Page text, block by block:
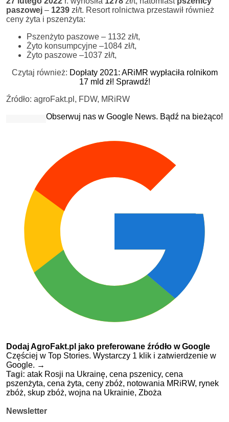
paszowej – 1239 zł/t. Resort rolnictwa przestawił również
ceny żyta i pszenżyta:
Pszenżyto paszowe – 1132 zł/t,
Żyto konsumpcyjne –1084 zł/t,
Żyto paszowe –1037 zł/t,
Czytaj również: Dopłaty 2021: ARiMR wypłaciła rolnikom
17 mld zł! Sprawdź!
Źródło: agroFakt.pl, FDW, MRiRW
Obserwuj nas w Google News. Bądź na bieżąco!
Dodaj AgroFakt.pl jako preferowane źródło w Google
Częściej w Top Stories. Wystarczy 1 klik i zatwierdzenie w
Google. →
Tagi: atak Rosji na Ukrainę, cena pszenicy, cena
pszenżyta, cena żyta, ceny zbóż, notowania MRiRW, rynek
zbóż, skup zbóż, wojna na Ukrainie, Zboża
Newsletter